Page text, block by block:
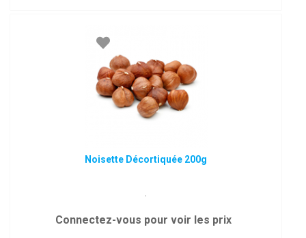
Noisette Décortiquée 200g
.
Connectez-vous pour voir les prix